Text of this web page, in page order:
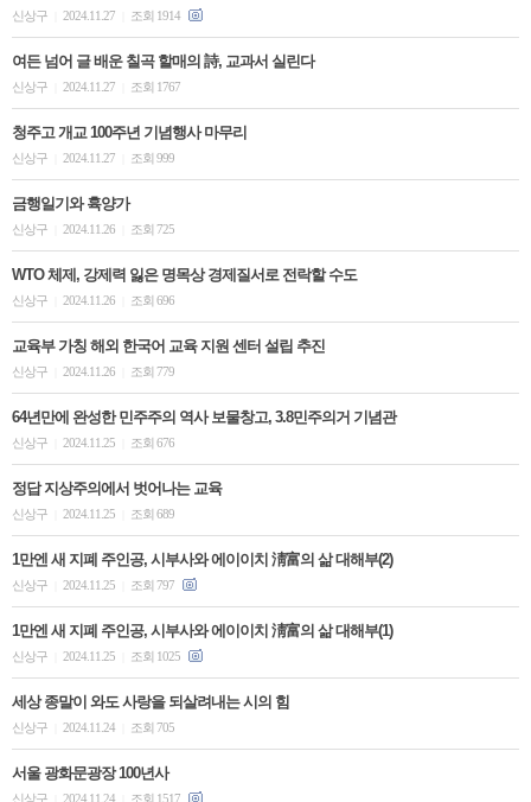
신상구 2024.11.27 조회 1914
여든 넘어 글 배운 칠곡 할매의 詩, 교과서 실린다
신상구 2024.11.27 조회 1767
청주고 개교 100주년 기념행사 마무리
신상구 2024.11.27 조회 999
금행일기와 휵양가
신상구 2024.11.26 조회 725
WTO 체제, 강제력 잃은 명목상 경제질서로 전락할 수도
신상구 2024.11.26 조회 696
교육부 가칭 해외 한국어 교육 지원 센터 설립 추진
신상구 2024.11.26 조회 779
64년만에 완성한 민주주의 역사 보물창고, 3.8민주의거 기념관
신상구 2024.11.25 조회 676
정답 지상주의에서 벗어나는 교육
신상구 2024.11.25 조회 689
1만엔 새 지폐 주인공, 시부사와 에이이치 淸富의 삶 대해부(2)
신상구 2024.11.25 조회 797
1만엔 새 지폐 주인공, 시부사와 에이이치 淸富의 삶 대해부(1)
신상구 2024.11.25 조회 1025
세상 종말이 와도 사랑을 되살려내는 시의 힘
신상구 2024.11.24 조회 705
서울 광화문광장 100년사
신상구 2024.11.24 조회 1517